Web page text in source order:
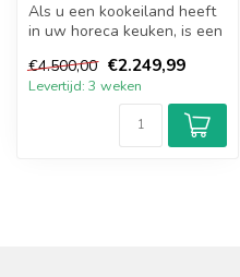
Als u een kookeiland heeft
in uw horeca keuken, is een
€4.500,00 €2.249,99
Levertijd: 3 weken